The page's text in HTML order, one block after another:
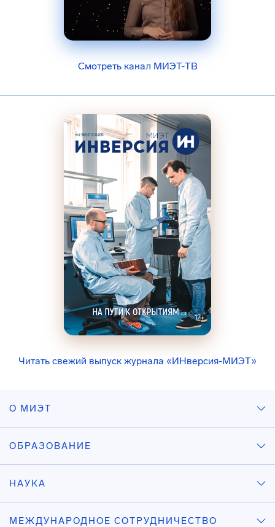
Смотреть канал МИЭТ-ТВ
Читать свежий выпуск журнала «ИНверсия-МИЭТ»
О МИЭТ
ОБРАЗОВАНИЕ
НАУКА
МЕЖДУНАРОДНОЕ СОТРУДНИЧЕСТВО